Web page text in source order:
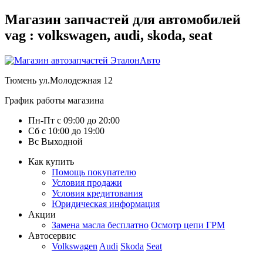
Магазин запчастей для автомобилей
vag : volkswagen, audi, skoda, seat
Тюмень ул.Молодежная 12
График работы магазина
Пн-Пт с 09:00 до 20:00
Сб с 10:00 до 19:00
Вс Выходной
Как купить
Помощь покупателю
Условия продажи
Условия кредитования
Юридическая информация
Акции
Замена масла бесплатно Осмотр цепи ГРМ
Автосервис
Volkswagen Audi Skoda Seat